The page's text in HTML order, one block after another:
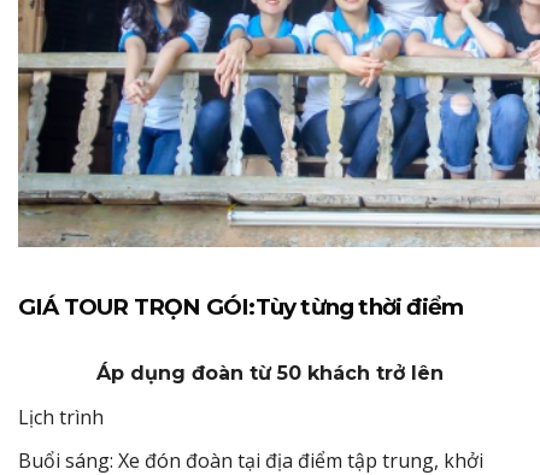
GIÁ TOUR TRỌN GÓI:Tùy từng thời điểm
Áp dụng đoàn từ 50 khách trở lên
Lịch trình
Buổi sáng: Xe đón đoàn tại địa điểm tập trung, khởi